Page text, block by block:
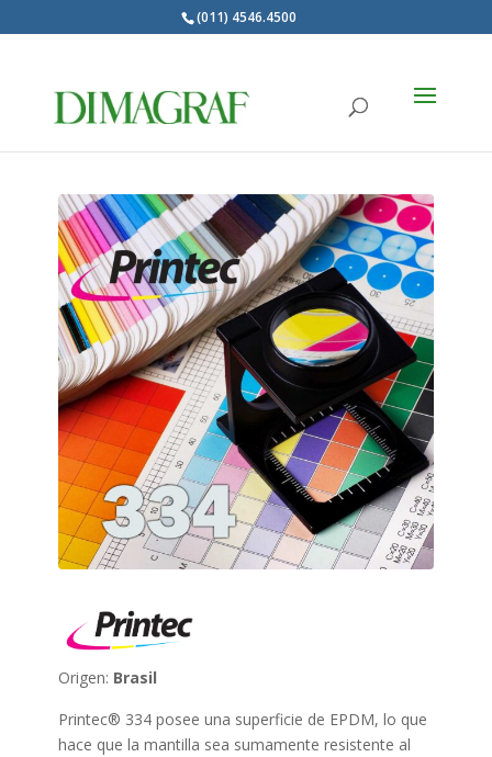
(011) 4546.4500
Origen: Brasil
Printec® 334 posee una superficie de EPDM, lo que
hace que la mantilla sea sumamente resistente al